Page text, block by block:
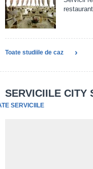
Toate studiile de caz
SERVICIILE CITY
SERVICIILE